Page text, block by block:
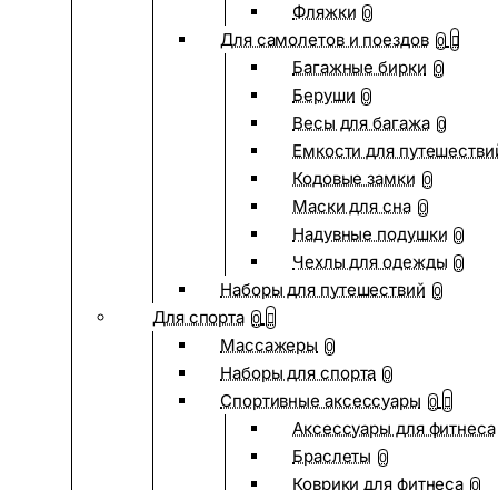
Фляжки 0
Для самолетов и поездов 0
Багажные бирки 0
Беруши 0
Весы для багажа 0
Емкости для
Кодовые замки 0
Маски для сна 0
Надувные подушки 0
Чехлы для одежды 0
Наборы для путешествий 0
Для спорта 0
Массажеры 0
Наборы для спорта 0
Спортивные аксессуары 0
Аксессуары для фитнеса
Браслеты 0
Коврики для фитнеса 0